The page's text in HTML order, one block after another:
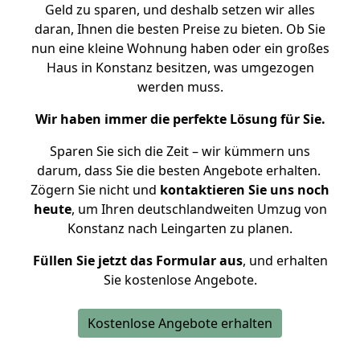
Geld zu sparen, und deshalb setzen wir alles
daran, Ihnen die besten Preise zu bieten. Ob Sie
nun eine kleine Wohnung haben oder ein großes
Haus in Konstanz besitzen, was umgezogen
werden muss.
Wir haben immer die perfekte Lösung für Sie.
Sparen Sie sich die Zeit – wir kümmern uns
darum, dass Sie die besten Angebote erhalten.
Zögern Sie nicht und kontaktieren Sie uns noch
heute, um Ihren deutschlandweiten Umzug von
Konstanz nach Leingarten zu planen.
Füllen Sie jetzt das Formular aus, und erhalten
Sie kostenlose Angebote.
Kostenlose Angebote erhalten